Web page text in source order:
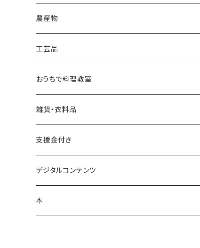
農産物
工芸品
若柳地織
正藍冷染
藁細工
釜台（鍋敷き）
しめ縄・しめ飾り
畳
麦わら
おうちで料理教室
雑貨・衣料品
アウトドアスプレー
マスク
Ｔシャツ
支援金付き
デジタルコンテンツ
本